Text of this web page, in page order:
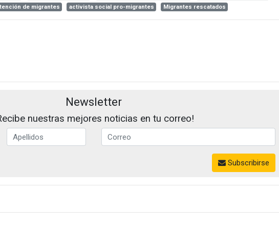
de migrantes activista social pro-migrantes Migrantes rescatados
Newsletter
nuestras mejores noticias en tu correo!
Subscribirse